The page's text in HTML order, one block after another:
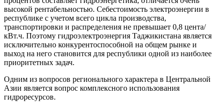
высокой рентабельностью. Себестоимость электроэнергии в
республике с учетом всего цикла производства,
транспортировки и распределения не превышает 0,8 цента/
кВт.ч. Поэтому гидроэлектроэнергия Таджикистана является
исключительно конкурентоспособной на общем рынке и
выход на него становится для республики одной из наиболее
приоритетных задач.
Одним из вопросов регионального характера в Центральной
Азии является вопрос комплексного использования
гидроресурсов.